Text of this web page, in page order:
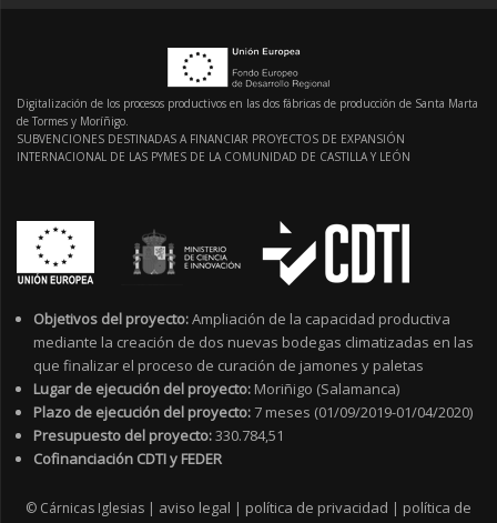
Digitalización de los procesos productivos en las dos fábricas de producción de Santa Marta
de Tormes y Moríñigo.
SUBVENCIONES DESTINADAS A FINANCIAR PROYECTOS DE EXPANSIÓN
INTERNACIONAL DE LAS PYMES DE LA COMUNIDAD DE CASTILLA Y LEÓN
Objetivos del proyecto:Ampliación de la capacidad productiva
mediante la creación de dos nuevas bodegas climatizadas en las
que finalizar el proceso de curación de jamones y paletas
Lugar de ejecución del proyecto: Moriñigo (Salamanca)
Plazo de ejecución del proyecto:7 meses (01/09/2019-01/04/2020)
Presupuesto del proyecto:330.784,51
Cofinanciación CDTI y FEDER
© Cárnicas Iglesias | aviso legal | política de privacidad | política de